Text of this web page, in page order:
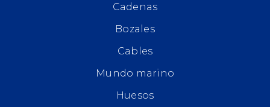
Cadenas
Bozales
Cables
Mundo marino
Huesos